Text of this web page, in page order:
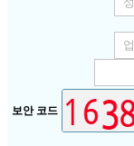
보안 코드